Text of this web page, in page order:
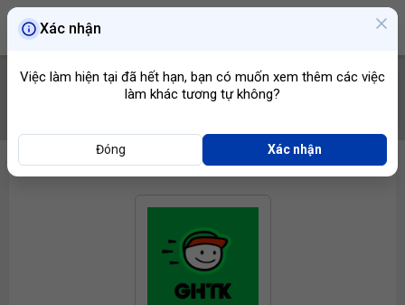
Xác nhận
Việc làm hiện tại đã hết hạn, bạn có muốn xem thêm các việc
làm khác tương tự không?
Đóng Xác nhận